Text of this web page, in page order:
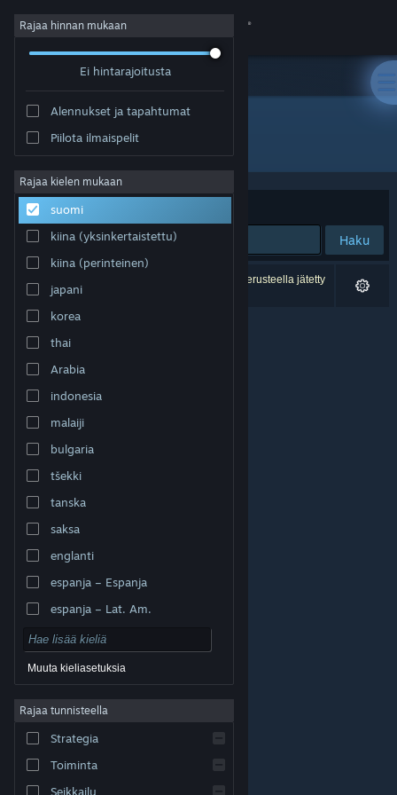
Kirjaudu sisään
Tietoa
Tuki
Vaihda kieli
Hanki Steam-mobiilisovellus
Näytä työpöytäsivusto
© Valve Corporation. Kaikki oikeudet pidätetään. Kaikki
Yhdysvalloissa ja kaikkialla maailmassa.
Helppokäyttötoiminnot
Hyvitykset|Evästeet
Rajaa hinnan mukaan
Ei hintarajoitusta
Alennukset ja tapahtumat
Piilota ilmaispelit
Rajaa kielen mukaan
suomi
kiina (yksinkertaistettu)
kiina (perinteinen)
japani
korea
thai
Arabia
indonesia
malaiji
bulgaria
tšekki
tanska
saksa
englanti
espanja – Espanja
espanja – Lat. Am.
Muuta kieliasetuksia
Rajaa tunnisteella
Strategia
Toiminta
Seikkailu
Kehittäjä: Autonomic Interactive
Järjestelyperuste
Haku
0 tulosta vastaa hakuasi. 5 peliä on asetustesi perusteella jätetty
pois.